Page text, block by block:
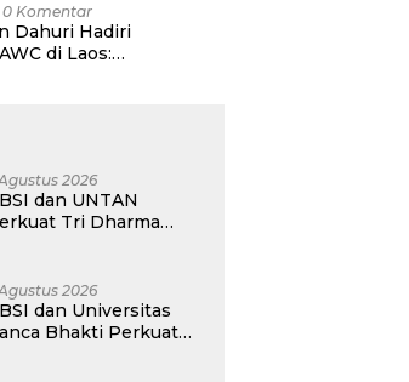
0 Komentar
Hadiri
di Laos:
2026
dan UNTAN
Tri Dharma
2026
dan Universitas
Bhakti Perkuat